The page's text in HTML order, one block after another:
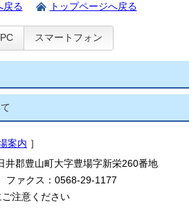
戻る トップページへ戻る
PC スマートフォン
案内 ］
郡豊山町大字豊場字新栄260番地
ァクス：0568-29-1177
注意ください